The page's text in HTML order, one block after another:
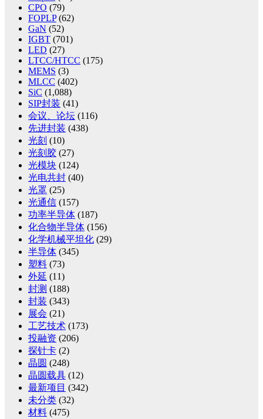
CPO (79)
FOPLP(62)
GaN (52)
IGBT (701)
LED (27)
LTCC/HTCC (175)
MEMS (3)
MLCC (402)
SiC (1,088)
SIP封装 (41)
会议、论坛 (116)
先进封装 (438)
光刻 (10)
光刻胶 (27)
光模块 (124)
光电共封 (40)
光罩 (25)
光通信 (157)
功率半导体 (187)
化合物半导体 (156)
化学机械平坦化 (29)
半导体 (345)
塑料 (73)
外延 (11)
封测 (188)
封装 (343)
展会 (21)
工艺技术 (173)
投融资 (206)
探针卡 (2)
晶圆 (248)
晶圆载具 (12)
最新项目 (342)
未分类 (32)
材料 (475)